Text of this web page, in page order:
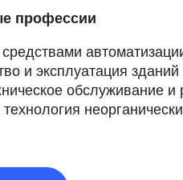
профессии
и эксплуатация
обслуживание